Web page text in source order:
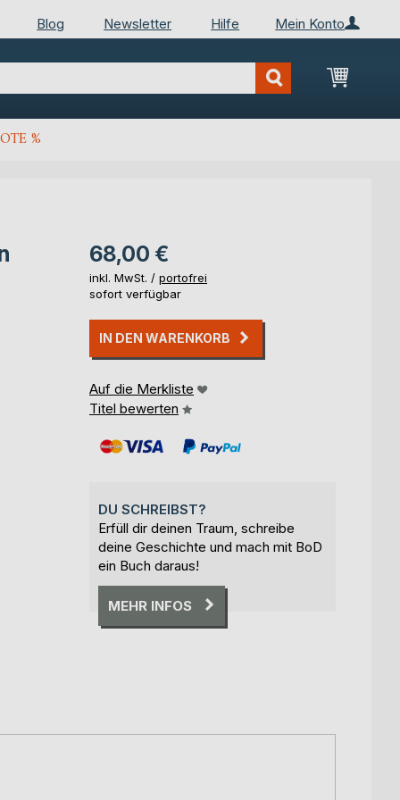
Mein Konto
Blog Newsletter Hilfe
Mein
%
68,00 €
inkl. MwSt. / portofrei
sofort verfügbar
IN DEN WARENKORB
Auf die Merkliste
Titel bewerten
DU SCHREIBST?
Erfüll dir deinen Traum, schreibe
deine Geschichte und mach mit BoD
ein Buch daraus!
MEHR INFOS